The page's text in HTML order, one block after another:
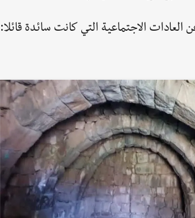
الاجتماعية التي كانت سائدة قائلا: